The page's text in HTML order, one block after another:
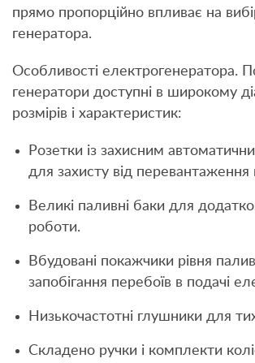
прямо пропорційно впливає на
генератора.
Особливості електрогенератора.
генератори доступні в широкому
розмірів і характеристик:
Розетки із захисним
для захисту від перевантаження
Великі паливні баки для
роботи.
Вбудовані покажчики рівня
запобігання перебоїв в подачі
Низькочастотні глушники для
Складено ручки і комплекти